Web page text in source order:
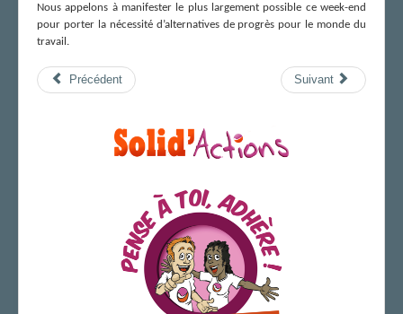
Nous appelons à manifester le plus largement possible ce week-end
pour porter la nécessité d’alternatives de progrès pour le monde du
travail.
Précédent Suivant